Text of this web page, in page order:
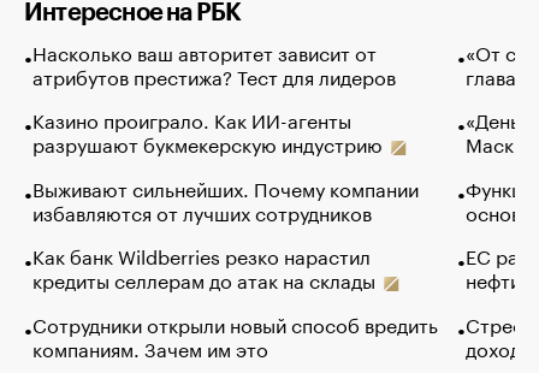
Интересное на РБК
Насколько ваш авторитет зависит от
атрибутов престижа? Тест для лидеров
Казино проиграло. Как ИИ-агенты
разрушают букмекерскую индустрию
Выживают сильнейших. Почему компании
избавляются от лучших сотрудников
Как банк Wildberries резко нарастил
кредиты селлерам до атак на склады
Сотрудники открыли новый способ вредить
компаниям. Зачем им это
«От
глава
Маск в
основ
ЕС
нефти